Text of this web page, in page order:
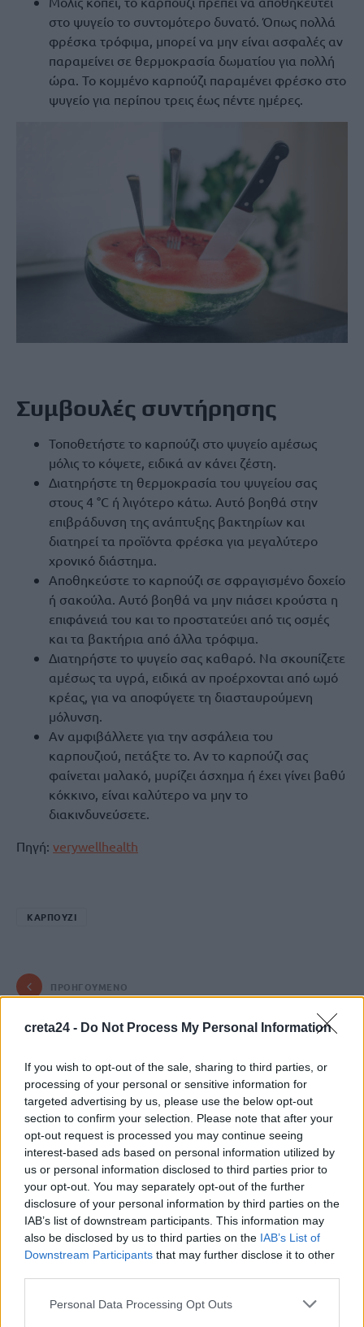
creta24 - Do Not Process My Personal Information
If you wish to opt-out of the sale, sharing to third parties, or
processing of your personal or sensitive information for
targeted advertising by us, please use the below opt-out
section to confirm your selection. Please note that after your
opt-out request is processed you may continue seeing
interest-based ads based on personal information utilized by
us or personal information disclosed to third parties prior to
your opt-out. You may separately opt-out of the further
disclosure of your personal information by third parties on the
IAB’s list of downstream participants. This information may
also be disclosed by us to third parties on the IAB’s List of
Downstream Participants that may further disclose it to other
Personal Data Processing Opt Outs
στο ψυγείο το συντομότερο δυνατό. Όπως πολλά
φρέσκα τρόφιμα, μπορεί να μην είναι ασφαλές αν
παραμείνει σε θερμοκρασία δωματίου για πολλή
ώρα. Το κομμένο καρπούζι παραμένει φρέσκο στο
ψυγείο για περίπου τρεις έως πέντε ημέρες.
Συμβουλές συντήρησης
Τοποθετήστε το καρπούζι στο ψυγείο αμέσως
μόλις το κόψετε, ειδικά αν κάνει ζέστη.
Διατηρήστε τη θερμοκρασία του ψυγείου σας
στους 4 °C ή λιγότερο κάτω. Αυτό βοηθά στην
επιβράδυνση της ανάπτυξης βακτηρίων και
διατηρεί τα προϊόντα φρέσκα για μεγαλύτερο
χρονικό διάστημα.
Αποθηκεύστε το καρπούζι σε σφραγισμένο δοχείο
ή σακούλα. Αυτό βοηθά να μην πιάσει κρούστα η
επιφάνειά του και το προστατεύει από τις οσμές
και τα βακτήρια από άλλα τρόφιμα.
Διατηρήστε το ψυγείο σας καθαρό. Να σκουπίζετε
αμέσως τα υγρά, ειδικά αν προέρχονται από ωμό
κρέας, για να αποφύγετε τη διασταυρούμενη
μόλυνση.
Αν αμφιβάλλετε για την ασφάλεια του
καρπουζιού, πετάξτε το. Αν το καρπούζι σας
φαίνεται μαλακό, μυρίζει άσχημα ή έχει γίνει βαθύ
κόκκινο, είναι καλύτερο να μην το
διακινδυνεύσετε.
Πηγή: verywellhealth
ΚΑΡΠΟΥΖΙ
ΠΡΟΗΓΟΎΜΕΝΟ
Εκτός κινδύνου με τραύματα
στο πόδι νοσηλεύεται ο
ξημερώματα στη Λάρισα
8 Ιουλίου, 2026
ΕΠΌΜΕΝΟ
“Αυτό που βλέπετε στην πόλη
είναι πολύ καλύτερο ήδη” - Τι
λέει ο Αντιδήμαρχος
Καθαριότητας για το νέο
σύστημα της αποκομιδής και το
πλύσιμο των κάδων
8 Ιουλίου, 2026